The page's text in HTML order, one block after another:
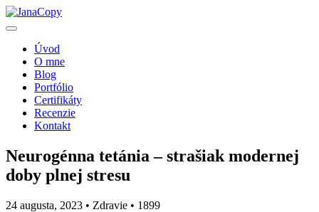
Úvod
O mne
Blog
Portfólio
Certifikáty
Recenzie
Kontakt
Neurogénna tetánia – strašiak modernej
doby plnej stresu
24 augusta, 2023 • Zdravie • 1899